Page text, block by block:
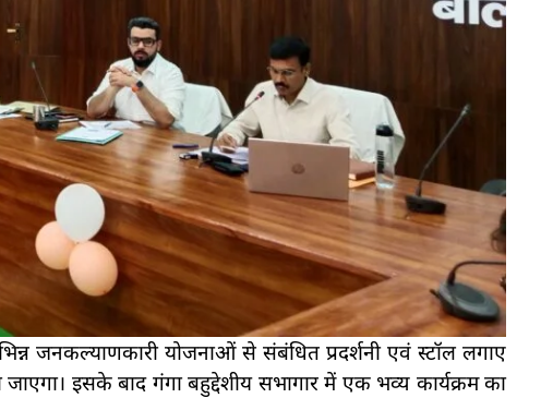
जनकल्याणकारी योजनाओं से संबंधित प्रदर्शनी एवं स्टॉल लगाए
जाएगा। इसके बाद गंगा बहुद्देशीय सभागार में एक भव्य कार्यक्रम का